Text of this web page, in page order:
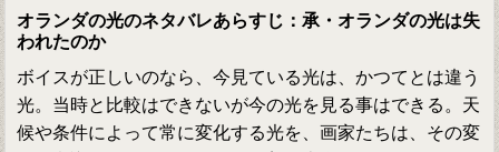
オランダの光のネタバレあらすじ：承・オランダの光は失
われたのか
ボイスが正しいのなら、今見ている光は、かつてとは違う
光。当時と比較はできないが今の光を見る事はできる。天
候や条件によって常に変化する光を、画家たちは、その変